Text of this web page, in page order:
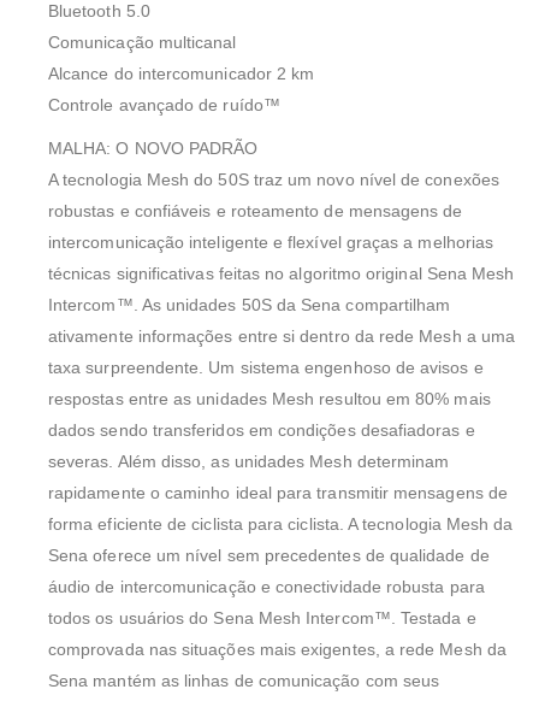
Bluetooth 5.0
Comunicação multicanal
Alcance do intercomunicador 2 km
Controle avançado de ruído™
MALHA: O NOVO PADRÃO
A tecnologia Mesh do 50S traz um novo nível de conexões
robustas e confiáveis ​​e roteamento de mensagens de
intercomunicação inteligente e flexível graças a melhorias
técnicas significativas feitas no algoritmo original Sena Mesh
Intercom™. As unidades 50S da Sena compartilham
ativamente informações entre si dentro da rede Mesh a uma
taxa surpreendente. Um sistema engenhoso de avisos e
respostas entre as unidades Mesh resultou em 80% mais
dados sendo transferidos em condições desafiadoras e
severas. Além disso, as unidades Mesh determinam
rapidamente o caminho ideal para transmitir mensagens de
forma eficiente de ciclista para ciclista. A tecnologia Mesh da
Sena oferece um nível sem precedentes de qualidade de
áudio de intercomunicação e conectividade robusta para
todos os usuários do Sena Mesh Intercom™. Testada e
comprovada nas situações mais exigentes, a rede Mesh da
Sena mantém as linhas de comunicação com seus